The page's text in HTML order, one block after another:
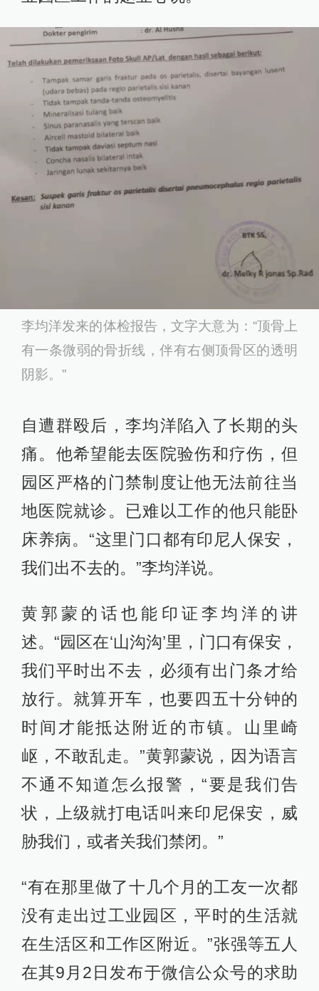
李均洋发来的体检报告，文字大意为：“顶骨上
有一条微弱的骨折线，伴有右侧顶骨区的透明
阴影。”
自遭群殴后，李均洋陷入了长期的头
痛。他希望能去医院验伤和疗伤，但
园区严格的门禁制度让他无法前往当
地医院就诊。已难以工作的他只能卧
床养病。“这里门口都有印尼人保安，
我们出不去的。”李均洋说。
黄郭蒙的话也能印证李均洋的讲
述。“园区在‘山沟沟’里，门口有保安，
我们平时出不去，必须有出门条才给
放行。就算开车，也要四五十分钟的
时间才能抵达附近的市镇。山里崎
岖，不敢乱走。”黄郭蒙说，因为语言
不通不知道怎么报警，“要是我们告
状，上级就打电话叫来印尼保安，威
胁我们，或者关我们禁闭。”
“有在那里做了十几个月的工友一次都
没有走出过工业园区，平时的生活就
在生活区和工作区附近。”张强等五人
在其9月2日发布于微信公众号的求助